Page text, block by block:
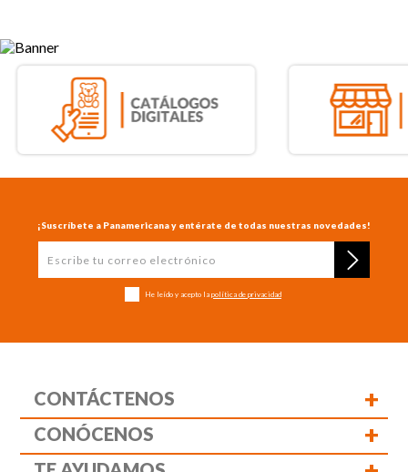
¡Suscríbete a Panamericana y entérate de todas nuestras novedades!
He leído y acepto la política de privacidad
CONTÁCTENOS +
CONÓCENOS +